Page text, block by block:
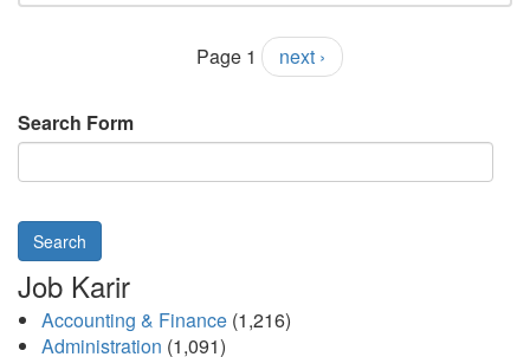
Page 1 next ›
Search Form
Search
Job Karir
Accounting & Finance (1,216)
Administration (1,091)